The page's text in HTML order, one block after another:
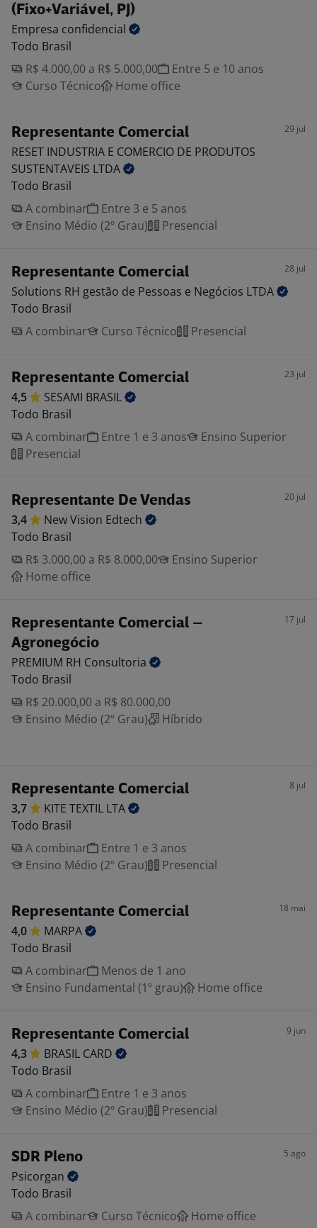
(Fixo+Variável, PJ)
Empresa confidencial
Todo Brasil
R$ 4.000,00 a R$ 5.000,00
Entre 5 e 10 anos
Curso Técnico
Home office
Representante Comercial 29 jul
RESET INDUSTRIA E COMERCIO DE PRODUTOS
SUSTENTAVEIS LTDA
Todo Brasil
A combinar
Entre 3 e 5 anos
Ensino Médio (2º Grau)
Presencial
Representante Comercial 28 jul
Solutions RH gestão de Pessoas e Negócios LTDA
Todo Brasil
A combinar
Curso Técnico Presencial
Representante Comercial 23 jul
4,5 SESAMI BRASIL
Todo Brasil
A combinar
Entre 1 e 3 anos
Ensino Superior
Presencial
Representante De Vendas 20 jul
3,4 New Vision Edtech
Todo Brasil
R$ 3.000,00 a R$ 8.000,00
Ensino Superior
Home office
Representante Comercial –
Agronegócio
17 jul
PREMIUM RH Consultoria
Todo Brasil
R$ 20.000,00 a R$ 80.000,00
Ensino Médio (2º Grau)
Híbrido
Representante Comercial 8 jul
3,7 KITE TEXTIL LTA
Todo Brasil
A combinar
Entre 1 e 3 anos
Ensino Médio (2º Grau)
Presencial
Representante Comercial 18 mai
4,0
MARPA
Todo Brasil
A combinar
Menos de 1 ano
Ensino Fundamental (1º grau)
Home office
Representante Comercial 9 jun
4,3 BRASIL CARD
Todo Brasil
A combinar
Entre 1 e 3 anos
Ensino Médio (2º Grau)
Presencial
SDR Pleno 5 ago
Psicorgan
Todo Brasil
A combinar
Curso Técnico Home office